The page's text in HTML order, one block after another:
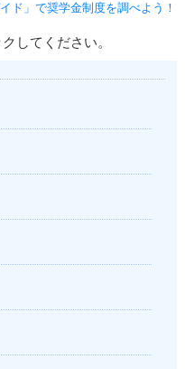
ド」で奨学金制度を調べよう！
してください。